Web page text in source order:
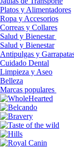
Platos y Alimentadores
Ropa y Accesorios
Correas y Collares
Salud y Bienestar
Salud y Bienestar
Antipulgas y
Cuidado Dental
Limpieza y Aseo
Belleza
Marcas populares